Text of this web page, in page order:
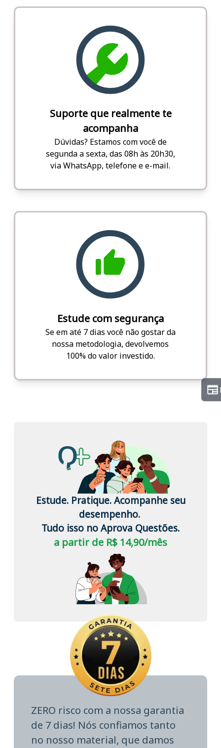
Suporte que realmente te
acompanha
Dúvidas? Estamos com você de
segunda a sexta, das 08h às 20h30,
via WhatsApp, telefone e e-mail.
Estude com segurança
Se em até 7 dias você não gostar da
nossa metodologia, devolvemos
100% do valor investido.
Estude. Pratique. Acompanhe seu
desempenho.
Tudo isso no Aprova Questões.
a partir de R$ 14,90/mês
ZERO risco com a nossa garantia
de 7 dias! Nós confiamos tanto
no nosso material, que damos